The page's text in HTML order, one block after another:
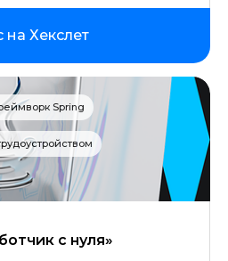
на Хекслет
Spring
с нуля»